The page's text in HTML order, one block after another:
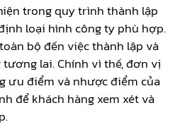
trong quy trình thành lập
loại hình công ty phù hợp.
bộ đến việc thành lập và
lai. Chính vì thế, đơn vị
ưu điểm và nhược điểm của
để khách hàng xem xét và